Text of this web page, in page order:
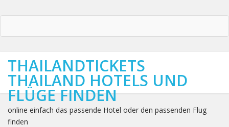
THAILANDTICKETS
THAILAND HOTELS UND
FLÜGE FINDEN
online einfach das passende Hotel oder den passenden Flug
finden